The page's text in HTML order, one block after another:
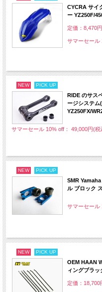
CYCRA サイ
ー YZ250F/
定価：8,470
サマーセール
NEW PICK UP
RIDE のサス
ージシステム
YZ250FX/
サマーセール 10% off： 49,000円(税
NEW PICK UP
SMR
ル ブロック
サマーセール
NEW PICK UP
OEM HAAN
ィングブラッ
定価：18,700